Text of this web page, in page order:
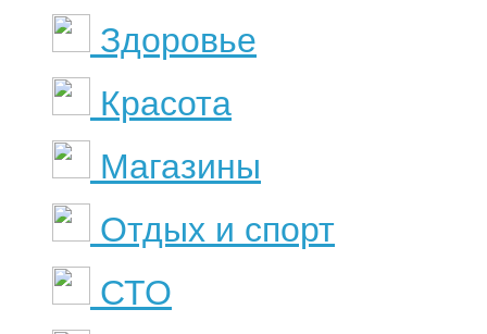
Здоровье
Красота
Магазины
Отдых и спорт
СТО